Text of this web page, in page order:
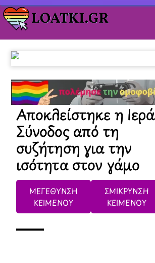
Skip
to
content
Αποκλείστηκε η Ιερά
Σύνοδος από τη
συζήτηση για την
ισότητα στον γάμο
ΜΕΓΕΘΥΝΣΗ
ΚΕΙΜΕΝΟΥ
ΣΜΙΚΡΥΝΣΗ
ΚΕΙΜΕΝΟΥ